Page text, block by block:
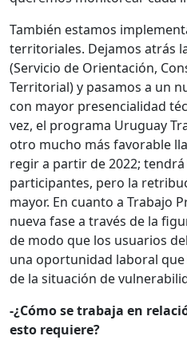
También estamos
territoriales. Dejamos atrás
(Servicio de Orientación,
Territorial) y pasamos a un
con mayor presencialidad
vez, el programa Uruguay
otro mucho más favorable
regir a partir de 2022;
participantes, pero la
mayor. En cuanto a Trabajo
nueva fase a través de la
de modo que los usuarios
una oportunidad laboral
de la situación de
-¿Cómo se trabaja en
esto requiere?